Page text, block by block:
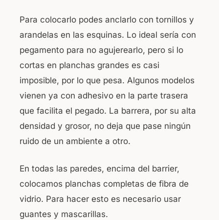
Para colocarlo podes anclarlo con tornillos y
arandelas en las esquinas. Lo ideal sería con
pegamento para no agujerearlo, pero si lo
cortas en planchas grandes es casi
imposible, por lo que pesa. Algunos modelos
vienen ya con adhesivo en la parte trasera
que facilita el pegado. La barrera, por su alta
densidad y grosor, no deja que pase ningún
ruido de un ambiente a otro.
En todas las paredes, encima del barrier,
colocamos planchas completas de fibra de
vidrio. Para hacer esto es necesario usar
guantes y mascarillas.